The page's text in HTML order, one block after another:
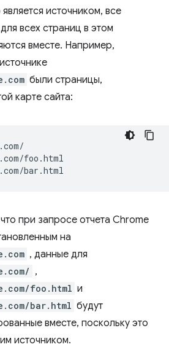
источником, все
всех страниц в этом
вместе. Например,
были страницы,
карте сайта:
foo.html
при запросе отчета Chrome
на
, данные для
,
foo.html и
bar.html будут
вместе, поскольку это
источником.